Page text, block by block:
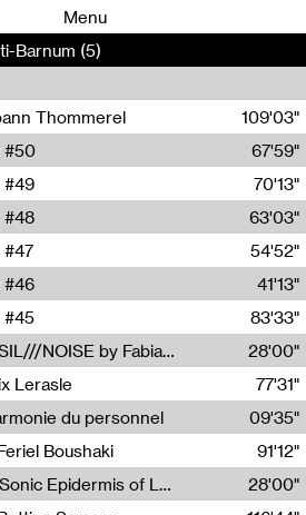
Menu
Barnum (5)
Thommerel
109'03"
#50
67'59"
#49
70'13"
#48
63'03"
#47
54'52"
#46
41'13"
#45
83'33"
Radia Show #1113 : FOSSIL///NOISE by Fabiana Gibim / Wave Farm
28'00"
Lerasle
77'31"
du personnel
09'35"
Boushaki
91'12"
Radia Show #1112 : The Sonic Epidermis of Lake Léman by Paul Courlet / Guest Slot
28'00"
00
00